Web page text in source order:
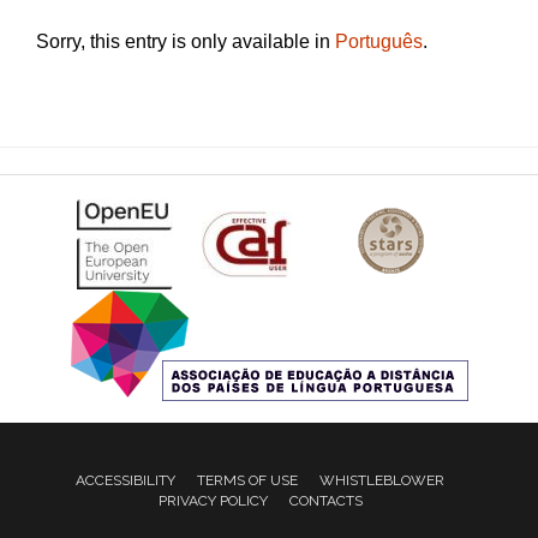
Sorry, this entry is only available in Português.
ACCESSIBILITY TERMS OF USE
WHISTLEBLOWER
PRIVACY POLICY
CONTACTS